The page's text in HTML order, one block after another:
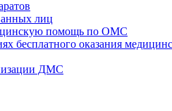
лиц
помощь по ОМС
бесплатного оказания
ДМС